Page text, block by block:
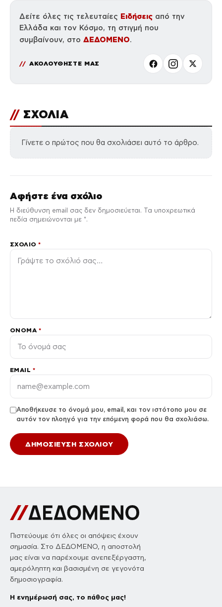
Δείτε όλες τις τελευταίες Ειδήσεις από την
Ελλάδα και τον Κόσμο, τη στιγμή που
συμβαίνουν, στο ΔΕΔΟΜΕΝΟ.
ΑΚΟΛΟΥΘΗΣΤΕ ΜΑΣ
// ΣΧΟΛΙΑ
Γίνετε ο πρώτος που θα σχολιάσει αυτό το άρθρο.
Αφήστε ένα σχόλιο
Η διεύθυνση email σας δεν δημοσιεύεται. Τα υποχρεωτικά
πεδία σημειώνονται με *.
ΣΧΌΛΙΟ*
ΌΝΟΜΑ *
EMAIL *
Αποθήκευσε το όνομά μου, email, και τον ιστότοπο μου σε
αυτόν τον πλοηγό για την επόμενη φορά που θα σχολιάσω.
Πιστεύουμε ότι όλες οι απόψεις έχουν
σημασία. Στο ΔΕΔΟΜΕΝΟ, η αποστολή
μας είναι να παρέχουμε ανεπεξέργαστη,
αμερόληπτη και βασισμένη σε γεγονότα
δημοσιογραφία.
Η ενημέρωσή σας, το πάθος μας!